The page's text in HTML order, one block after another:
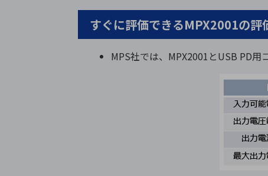
すぐに評価できるMPX2001の評
MPS社では、MPX2001とUSB PD